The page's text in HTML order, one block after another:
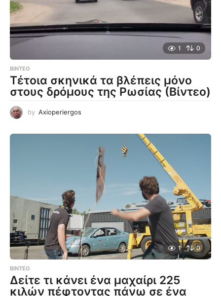
1 0
ΒΊΝΤΕΟ
Τέτοια σκηνικά τα βλέπεις μόνο
στους δρόμους της Ρωσίας (Βίντεο)
by Axioperiergos
1 0
ΒΊΝΤΕΟ
Δείτε τι κάνει ένα μαχαίρι 225
κιλών πέφτοντας πάνω σε ένα